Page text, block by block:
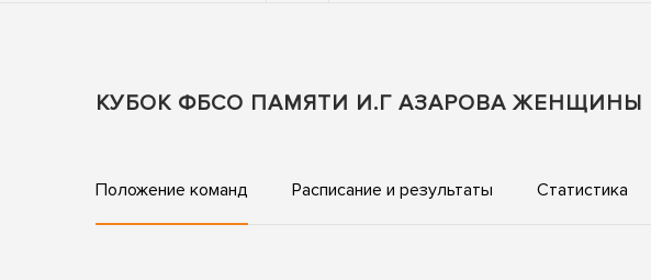
КУБОК ФБСО ПАМЯТИ И.Г АЗАРОВА ЖЕНЩИНЫ
Положение команд Расписание и результаты Статистика